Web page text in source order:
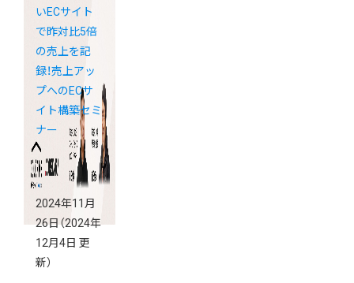
いECサイト
で昨対比5倍
の売上を記
録！売上アッ
プへのECサ
イト構築セミ
ナー
2024年11月
26日（2024年
12月4日 更
新）